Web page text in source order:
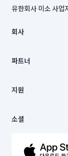
유한회사 미소 사업
00019 |
주소 | 본사: 서울특
컨택센터 : 서울특
상품, 상품정보, 거래
언론 보도 관련 문의:
© 유한회사 미소.
회사
채용
파트너
이사
지원
이용약관
문의하기
소셜
유튜브